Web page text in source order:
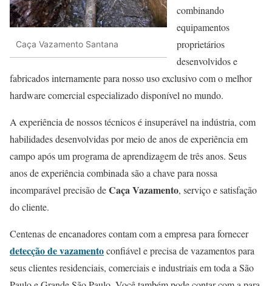
Caça Vazamento Santana
combinando
equipamentos
proprietários
desenvolvidos e
fabricados internamente para nosso uso exclusivo com o melhor
hardware comercial especializado disponível no mundo.
A experiência de nossos técnicos é insuperável na indústria, com
habilidades desenvolvidas por meio de anos de experiência em
campo após um programa de aprendizagem de três anos. Seus
anos de experiência combinada são a chave para nossa
incomparável precisão deCaça Vazamento, serviço e satisfação
do cliente.
Centenas de encanadores contam com a empresa para fornecer
detecção de vazamentoconfiável e precisa de vazamentos para
seus clientes residenciais, comerciais e industriais em toda a São